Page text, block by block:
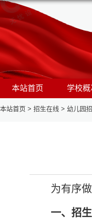
本站首页 学校
本站首页 > 招生在线 > 幼儿园
为有序
一、招